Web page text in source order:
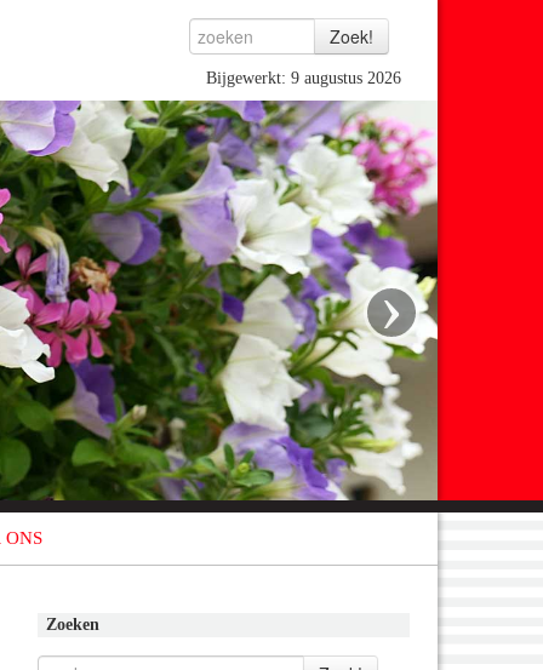
Bijgewerkt: 9 augustus 2026
›
ONS
Zoeken